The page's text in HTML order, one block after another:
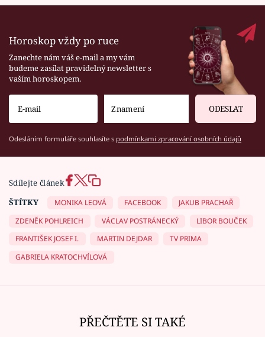
Horoskop vždy po ruce
Zanechte nám váš e-mail a my vám
budeme zasílat pravidelný newsletter s
vaším horoskopem.
ODESLAT
Odesláním formuláře souhlasíte s podmínkami zpracování osobních údajů
Sdílejte článek
ŠTÍTKY
MONIKA LEOVÁ FACEBOOK
JAKUB PRACHAŘ
ZDENĚK POHLREICH
VÁCLAV POSTRÁNECKÝ
LIBOR BOUČEK
FRANTIŠEK JOSEF I.
MARTIN DEJDAR
TV PRIMA
GABRIELA KRATOCHVÍLOVÁ
PŘEČTĚTE SI TAKÉ